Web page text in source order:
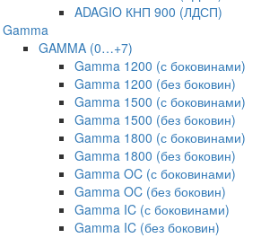
ADAGIO КНП 900 (ЛДСП)
Gamma
GAMMA (0…+7)
Gamma 1200 (с боковинами)
Gamma 1200 (без боковин)
Gamma 1500 (с боковинами)
Gamma 1500 (без боковин)
Gamma 1800 (с боковинами)
Gamma 1800 (без боковин)
Gamma OC (с боковинами)
Gamma OC (без боковин)
Gamma IC (с боковинами)
Gamma IC (без боковин)